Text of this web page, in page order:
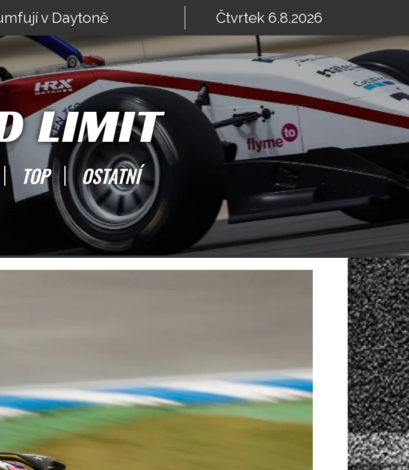
v Daytoně Čtvrtek 6.8.2026
LIMIT
TOP OSTATNÍ